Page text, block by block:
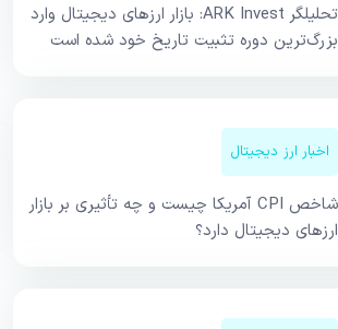
تحلیلگر ARK Invest: بازار ارزهای دیجیتال وارد
بزرگ‌ترین دوره تثبیت تاریخ خود شده است
اخبار ارز دیجیتال
شاخص CPI آمریکا چیست و چه تأثیری بر بازار
ارزهای دیجیتال دارد؟